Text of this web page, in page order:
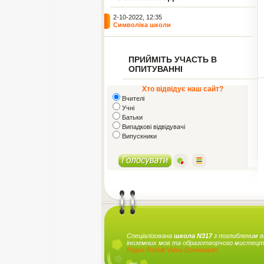
2-10-2022, 12:35
Символіка школи
ПРИЙМІТЬ УЧАСТЬ В
ОПИТУВАННІ
Хто відвідує наш сайт?
Вчителі
Учні
Батьки
Випадкові відвідувачі
Випускники
Спеціалізована школа N317з поглибленим
іноземних мов та образотворчого
Pages Reddit Video Downloader